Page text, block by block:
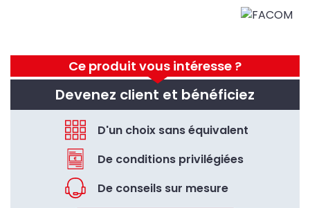
Ce produit vous intéresse ?
Devenez client et bénéficiez
D'un choix sans équivalent
De conditions privilégiées
De conseils sur mesure